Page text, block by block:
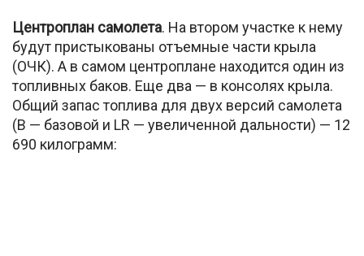
Центроплан самолета. На втором участке к нему
будут пристыкованы отъемные части крыла
(ОЧК). А в самом центроплане находится один из
топливных баков. Еще два — в консолях крыла.
Общий запас топлива для двух версий самолета
(B — базовой и LR — увеличенной дальности) — 12
690 килограмм: